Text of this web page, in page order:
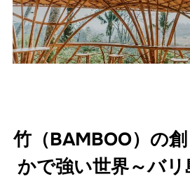
竹（BAMBOO）の
かで強い世界～バ